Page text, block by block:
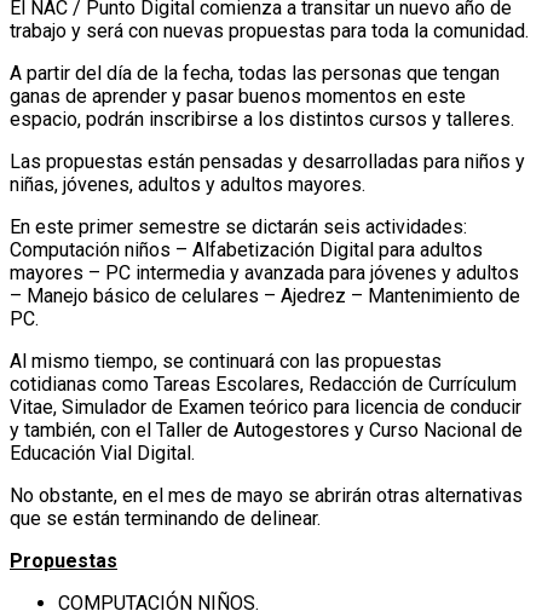
El NAC / Punto Digital comienza a transitar un nuevo año de
trabajo y será con nuevas propuestas para toda la comunidad.
A partir del día de la fecha, todas las personas que tengan
ganas de aprender y pasar buenos momentos en este
espacio, podrán inscribirse a los distintos cursos y talleres.
Las propuestas están pensadas y desarrolladas para niños y
niñas, jóvenes, adultos y adultos mayores.
En este primer semestre se dictarán seis actividades:
Computación niños – Alfabetización Digital para adultos
mayores – PC intermedia y avanzada para jóvenes y adultos
– Manejo básico de celulares – Ajedrez – Mantenimiento de
PC.
Al mismo tiempo, se continuará con las propuestas
cotidianas como Tareas Escolares, Redacción de Currículum
Vitae, Simulador de Examen teórico para licencia de conducir
y también, con el Taller de Autogestores y Curso Nacional de
Educación Vial Digital.
No obstante, en el mes de mayo se abrirán otras alternativas
que se están terminando de delinear.
Propuestas
COMPUTACIÓN NIÑOS.